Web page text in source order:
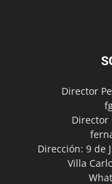
Director
Director
Dirección: 9 de
Villa